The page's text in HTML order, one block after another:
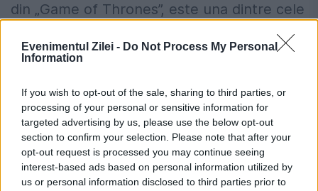
Evenimentul Zilei - Do Not Process My Personal
Information
If you wish to opt-out of the sale, sharing to third parties, or
processing of your personal or sensitive information for
targeted advertising by us, please use the below opt-out
section to confirm your selection. Please note that after your
opt-out request is processed you may continue seeing
interest-based ads based on personal information utilized by
us or personal information disclosed to third parties prior to
din „Game of Thrones”, este una dintre cele
„Mama Dragonilor” a pus pe pauză viața